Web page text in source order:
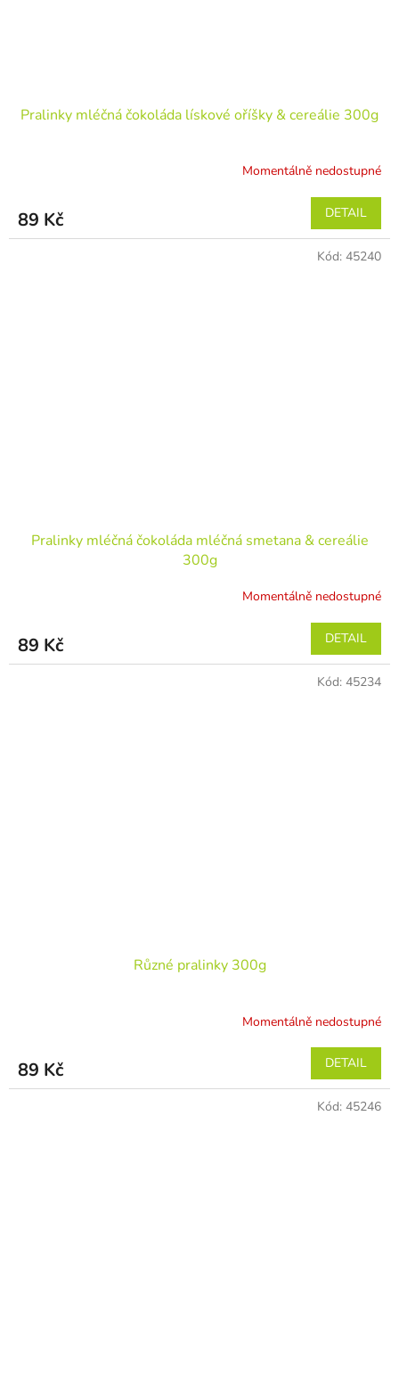
Pralinky mléčná čokoláda lískové oříšky & cereálie 300g
Momentálně nedostupné
89 Kč DETAIL
Pralinky mléčná čokoláda mléčná smetana & cereálie
300g
Momentálně nedostupné
89 Kč DETAIL
Kód: 45240
Různé pralinky 300g
Momentálně nedostupné
89 Kč DETAIL
Kód: 45234
Kód: 45246